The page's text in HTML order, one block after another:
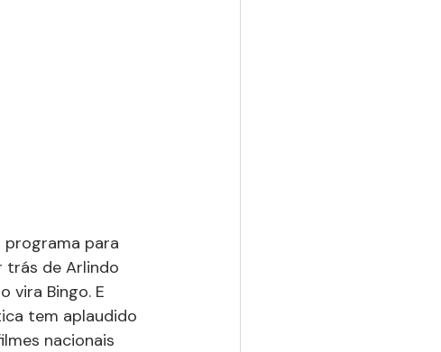
programa para
trás de Arlindo
vira Bingo. E
tem aplaudido
nacionais